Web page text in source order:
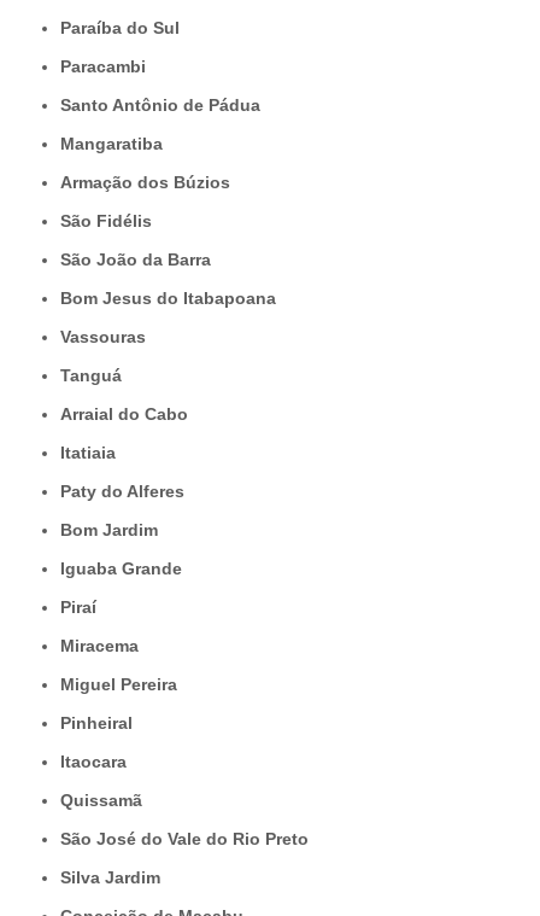
Paraíba do Sul
Paracambi
Santo Antônio de Pádua
Mangaratiba
Armação dos Búzios
São Fidélis
São João da Barra
Bom Jesus do Itabapoana
Vassouras
Tanguá
Arraial do Cabo
Itatiaia
Paty do Alferes
Bom Jardim
Iguaba Grande
Piraí
Miracema
Miguel Pereira
Pinheiral
Itaocara
Quissamã
São José do Vale do Rio Preto
Silva Jardim